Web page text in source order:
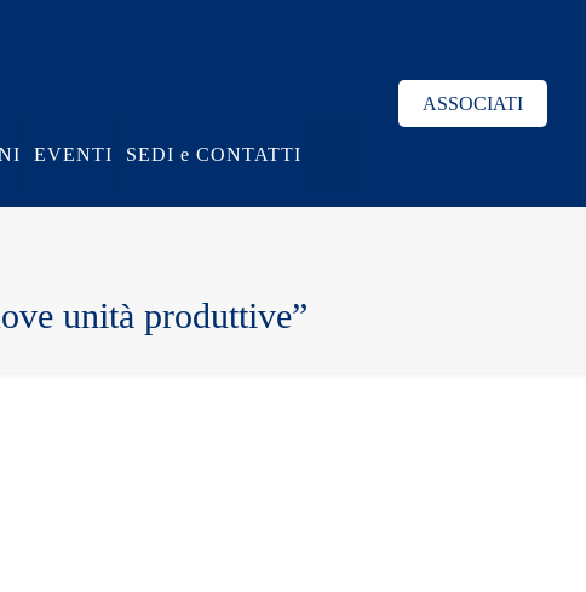
EVENTI SEDI e CONTATTI
ASSOCIATI
unità produttive”